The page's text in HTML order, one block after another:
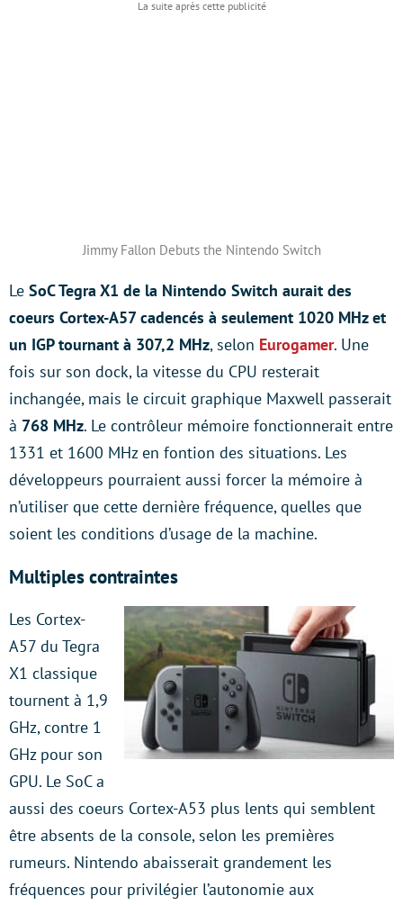
Jimmy Fallon Debuts the Nintendo Switch
Le SoC Tegra X1 de la Nintendo Switch aurait des
coeurs Cortex-A57 cadencés à seulement 1020 MHz et
un IGP tournant à 307,2 MHz, selon Eurogamer. Une
fois sur son dock, la vitesse du CPU resterait
inchangée, mais le circuit graphique Maxwell passerait
à 768 MHz. Le contrôleur mémoire fonctionnerait entre
1331 et 1600 MHz en fontion des situations. Les
développeurs pourraient aussi forcer la mémoire à
n’utiliser que cette dernière fréquence, quelles que
soient les conditions d’usage de la machine.
Multiples contraintes
Les Cortex-
A57 du Tegra
X1 classique
tournent à 1,9
GHz, contre 1
GHz pour son
GPU. Le SoC a
aussi des coeurs Cortex-A53 plus lents qui semblent
être absents de la console, selon les premières
rumeurs. Nintendo abaisserait grandement les
fréquences pour privilégier l’autonomie aux